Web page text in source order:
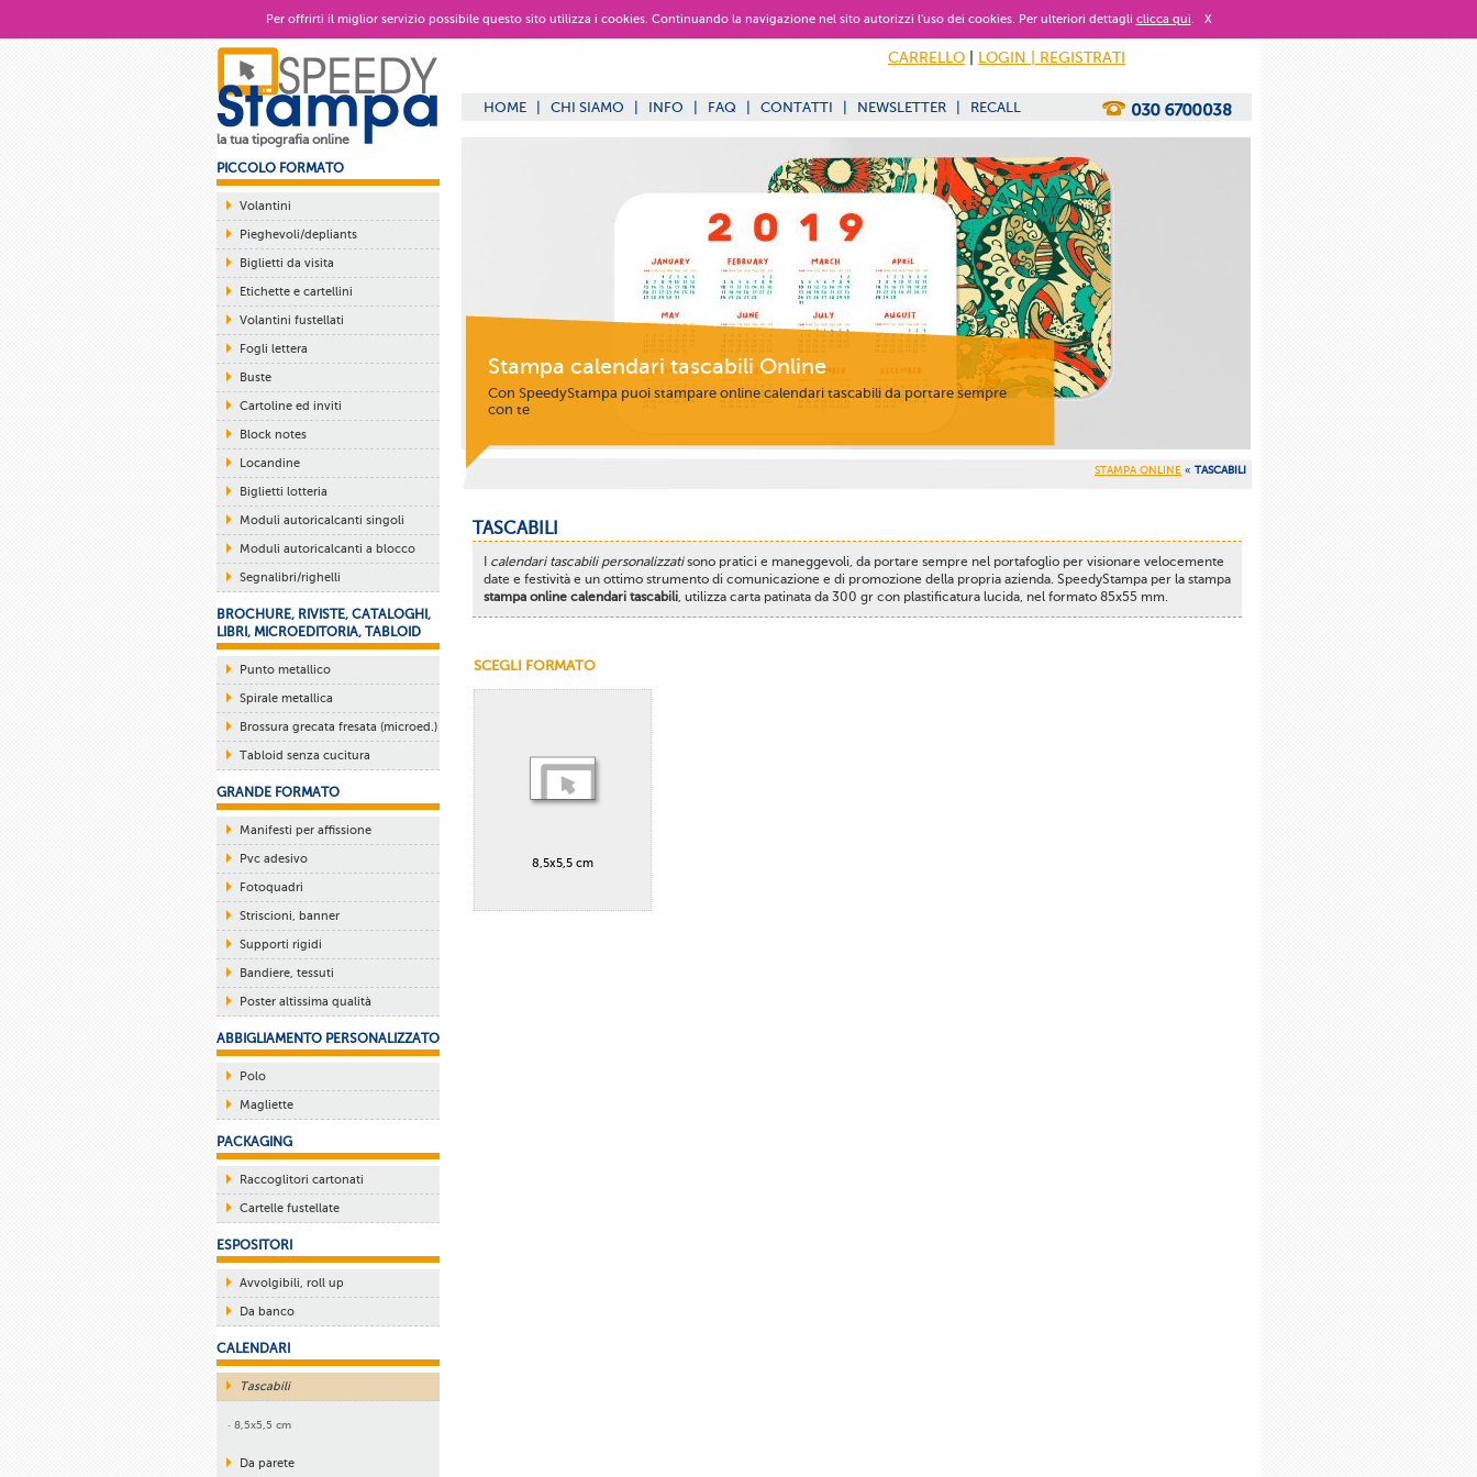
Per offrirti il miglior servizio possibile questo sito utilizza i cookies. Continuando la navigazione nel sito autorizzi l’uso dei cookies. Per ulteriori dettagli clicca qui. X
la tua tipografia online
PICCOLO FORMATO
Volantini
Pieghevoli/depliants
Biglietti da visita
Etichette e cartellini
Volantini fustellati
Fogli lettera
Buste
Cartoline ed inviti
Block notes
Locandine
Biglietti lotteria
Moduli autoricalcanti singoli
Moduli autoricalcanti a blocco
Segnalibri/righelli
BROCHURE, RIVISTE, CATALOGHI,
LIBRI, MICROEDITORIA, TABLOID
Punto metallico
Spirale metallica
Brossura grecata fresata (microed.)
Tabloid senza cucitura
GRANDE FORMATO
Manifesti per affissione
Pvc adesivo
Fotoquadri
Striscioni, banner
Supporti rigidi
Bandiere, tessuti
Poster altissima qualità
ABBIGLIAMENTO PERSONALIZZATO
Polo
Magliette
PACKAGING
Raccoglitori cartonati
Cartelle fustellate
ESPOSITORI
Avvolgibili, roll up
Da banco
CALENDARI
Tascabili
· 8,5x5,5 cm
Da parete
CARRELLO LOGIN | REGISTRATI
HOME CHI SIAMO INFO FAQ CONTATTI NEWSLETTER RECALL
Stampa calendari tascabili Online
Con SpeedyStampa puoi stampare online calendari tascabili da portare sempre
con te
STAMPA ONLINE « TASCABILI
TASCABILI
calendari tascabili personalizzatisono pratici e maneggevoli, da portare sempre nel portafoglio per visionare velocemente
date e festività e un ottimo strumento di comunicazione e di promozione della propria azienda. SpeedyStampa per la stampa
stampa online calendari tascabili, utilizza carta patinata da 300 gr con plastificatura lucida, nel formato 85x55 mm.
SCEGLI FORMATO
8,5x5,5 cm